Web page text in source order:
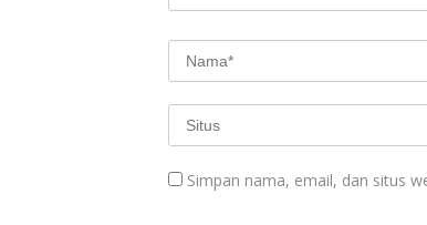
Simpan nama, email, dan situs